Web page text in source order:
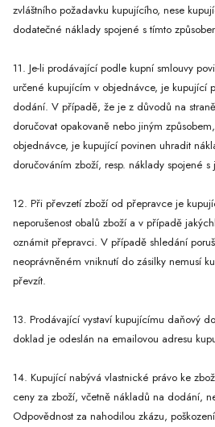
zvláštního požadavku kupujícího, nese
dodatečné náklady spojené s tímto
11. Je-li prodávající podle kupní smlouvy
určené kupujícím v objednávce, je kupující
dodání. V případě, že je z důvodů na
doručovat opakovaně nebo jiným
objednávce, je kupující povinen uhradit
doručováním zboží, resp. náklady spojené
12. Při převzetí zboží od přepravce je
neporušenost obalů zboží a v případě
oznámit přepravci. V případě shledání
neoprávněném vniknutí do zásilky nemusí
převzít.
13. Prodávající vystaví kupujícímu daňový
doklad je odeslán na emailovou adresu
14. Kupující nabývá vlastnické právo ke
ceny za zboží, včetně nákladů na dodání,
Odpovědnost za nahodilou zkázu,